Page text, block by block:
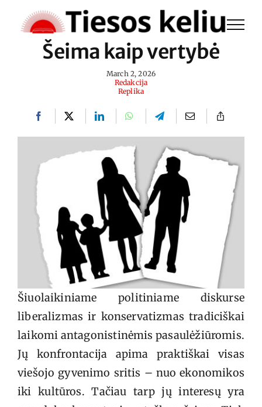
Šeima kaip vertybė
March 2, 2026
Redakcija
Replika
Šiuolaikiniame politiniame diskurse
liberalizmas ir konservatizmas tradiciškai
laikomi antagonistinėmis pasaulėžiūromis.
Jų konfrontacija apima praktiškai visas
viešojo gyvenimo sritis – nuo ekonomikos
iki kultūros. Tačiau tarp jų interesų yra